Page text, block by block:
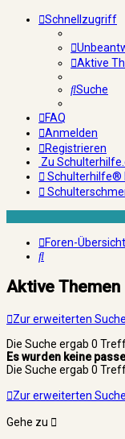
Schnellzugriff
Aktive
Suche
FAQ
Anmelden
Registrieren
Zu
Schulterhilfe®
Foren-Übersicht
Suche
Aktive Themen
Zur erweiterten Suche
Die Suche ergab 0
Es wurden keine
Die Suche ergab 0
Zur erweiterten Suche
Gehe zu